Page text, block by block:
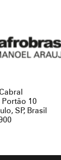
10
SP, Brasil